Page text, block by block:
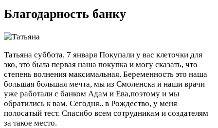
Благодарность банку
Татьяна суббота, 7 января Покупали у вас клеточки для
эко, это была первая наша покупка и могу сказать, что
степень волнения максимальная. Беременность это наша
большая большая мечта, мы из Смоленска и наши врачи
уже работали с банком Адам и Ева,поэтому и мы
обратились к вам. Сегодня.. в Рождество, у меня
полосатый тест. Спасибо всем сотрудникам и создателям
за такое место.